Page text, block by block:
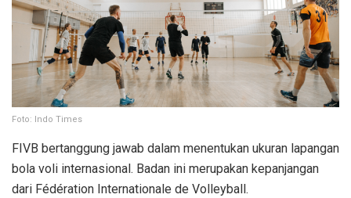
Foto: Indo Times
FIVB bertanggung jawab dalam menentukan ukuran lapangan
bola voli internasional. Badan ini merupakan kepanjangan
dari Fédération Internationale de Volleyball.